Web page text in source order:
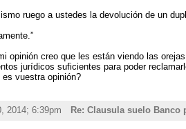
ruego a ustedes la devolución de un
opinión creo que les están viendo las
jurídicos suficientes para poder
es vuestra opinión?
2014; 6:39pm Re: Clausula suelo Banco